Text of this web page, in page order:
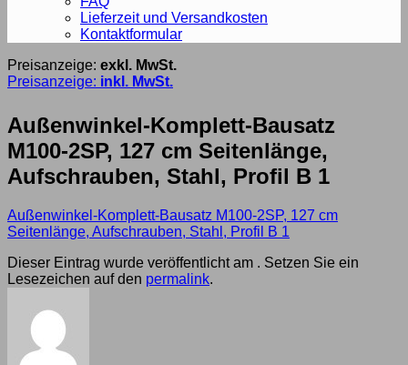
Lieferzeit und Versandkosten
Kontaktformular
Preisanzeige: exkl. MwSt.
Preisanzeige: inkl. MwSt.
Außenwinkel-Komplett-Bausatz
M100-2SP, 127 cm Seitenlänge,
Aufschrauben, Stahl, Profil B 1
Außenwinkel-Komplett-Bausatz M100-2SP, 127 cm
Seitenlänge, Aufschrauben, Stahl, Profil B 1
Dieser Eintrag wurde veröffentlicht am . Setzen Sie ein
Lesezeichen auf den permalink.